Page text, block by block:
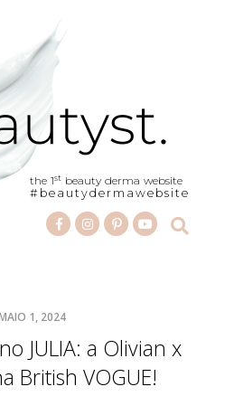
the 1st beauty derma website
#beautydermawebsite
1, 2024
JULIA: a Olivian x
British VOGUE!